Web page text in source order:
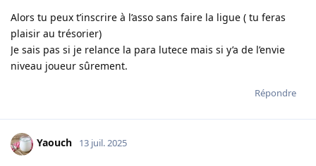
Alors tu peux t’inscrire à l’asso sans faire la ligue ( tu feras
plaisir au trésorier)
Je sais pas si je relance la para lutece mais si y’a de l’envie
niveau joueur sûrement.
Répondre
Yaouch 13 juil. 2025